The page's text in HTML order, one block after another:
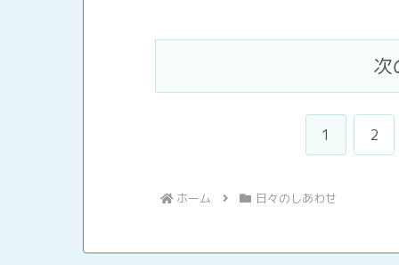
次
1 2
ホーム 日々のしあわせ